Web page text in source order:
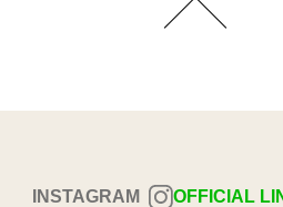
INSTAGRAM OFFICIAL